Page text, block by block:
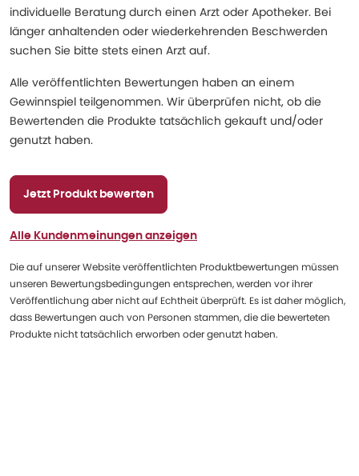
individuelle Beratung durch einen Arzt oder Apotheker. Bei
länger anhaltenden oder wiederkehrenden Beschwerden
suchen Sie bitte stets einen Arzt auf.
Alle veröffentlichten Bewertungen haben an einem
Gewinnspiel teilgenommen. Wir überprüfen nicht, ob die
Bewertenden die Produkte tatsächlich gekauft und/oder
genutzt haben.
Jetzt Produkt bewerten
Alle Kundenmeinungen anzeigen
Die auf unserer Website veröffentlichten Produktbewertungen müssen
unseren Bewertungsbedingungen entsprechen, werden vor ihrer
Veröffentlichung aber nicht auf Echtheit überprüft. Es ist daher möglich,
dass Bewertungen auch von Personen stammen, die die bewerteten
Produkte nicht tatsächlich erworben oder genutzt haben.